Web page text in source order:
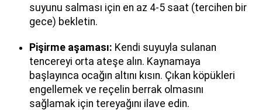
suyunu salması için en az 4-5 saat (tercihen bir
gece) bekletin.
Pişirme aşaması: Kendi suyuyla sulanan
tencereyi orta ateşe alın. Kaynamaya
başlayınca ocağın altını kısın. Çıkan köpükleri
engellemek ve reçelin berrak olmasını
sağlamak için tereyağını ilave edin.